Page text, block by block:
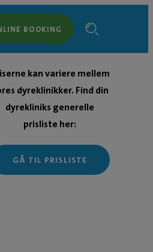
BOOKING
kan variere mellem
dyreklinikker. Find din
dyrekliniks generelle
prisliste her:
GÅ TIL PRISLISTE